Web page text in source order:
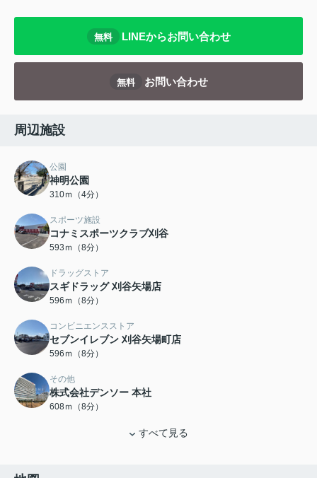
無料 LINEからお問い合わせ
無料 お問い合わせ
周辺施設
公園
神明公園
310ｍ（4分）
スポーツ施設
コナミスポーツクラブ刈谷
593ｍ（8分）
ドラッグストア
スギドラッグ 刈谷矢場店
596ｍ（8分）
コンビニエンスストア
セブンイレブン 刈谷矢場町店
596ｍ（8分）
その他
株式会社デンソー 本社
608ｍ（8分）
すべて見る